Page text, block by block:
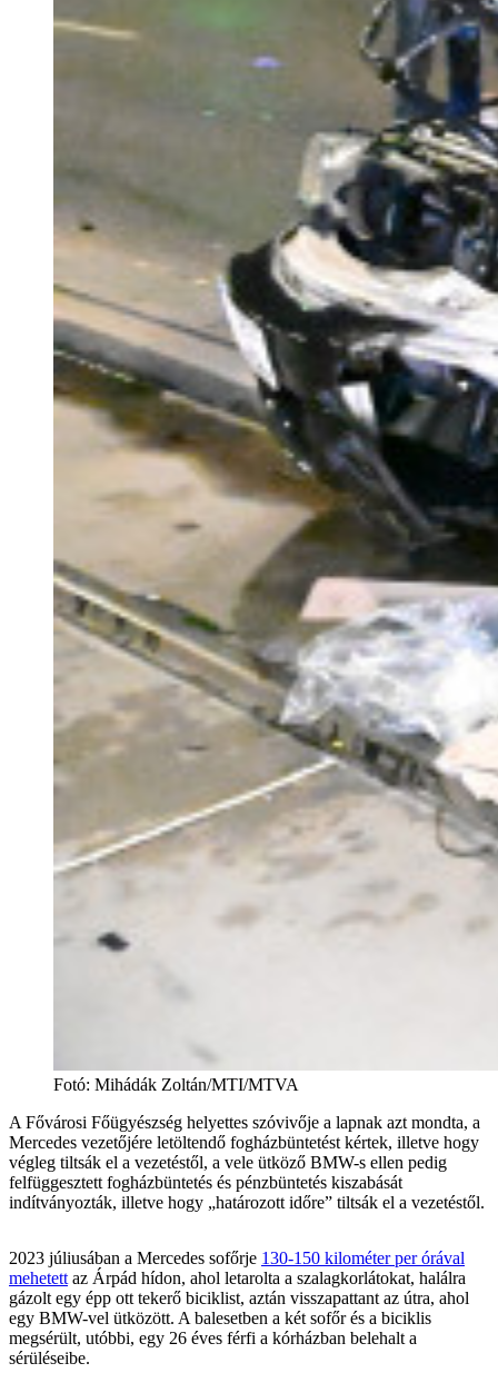
Fotó: Mihádák Zoltán/MTI/MTVA
A Fővárosi Főügyészség helyettes szóvivője a lapnak azt mondta, a
Mercedes vezetőjére letöltendő fogházbüntetést kértek, illetve hogy
végleg tiltsák el a vezetéstől, a vele ütköző BMW-s ellen pedig
felfüggesztett fogházbüntetés és pénzbüntetés kiszabását
indítványozták, illetve hogy „határozott időre” tiltsák el a vezetéstől.
2023 júliusában a Mercedes sofőrje 130-150 kilométer per órával
mehetett az Árpád hídon, ahol letarolta a szalagkorlátokat, halálra
gázolt egy épp ott tekerő biciklist, aztán visszapattant az útra, ahol
egy BMW-vel ütközött. A balesetben a két sofőr és a biciklis
megsérült, utóbbi, egy 26 éves férfi a kórházban belehalt a
sérüléseibe.